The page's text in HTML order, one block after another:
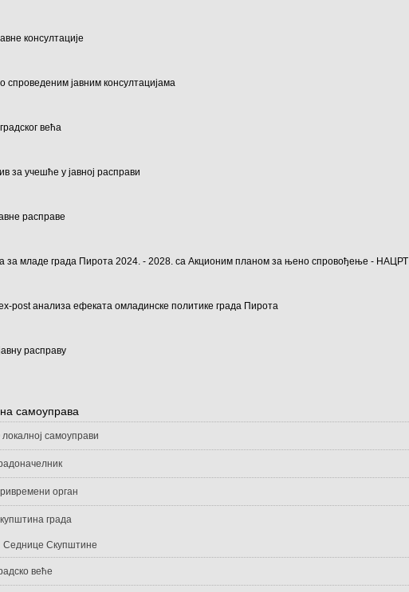
консултације
спроведеним јавним консултацијама
већа
за учешће у јавној расправи
расправе
за младе града Пирота 2024. - 2028. са Акционим планом за њено спровођење - НАЦРТ
post анализа ефеката омладинске политике града Пирота
расправу
самоуправа
самоуправи
орган
града
Седнице Скупштине
веће